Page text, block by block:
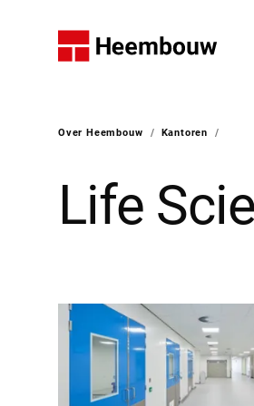
Home
U bent hier:
Over Heembouw / Kantoren /
Life